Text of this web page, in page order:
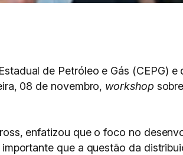
de Petróleo e Gás (CEPG) e
08 de novembro, workshop
enfatizou que o foco no
que a questão da